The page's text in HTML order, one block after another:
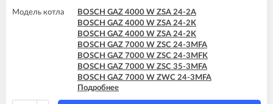
Модель котла
BOSCH GAZ 4000 W ZSA 24-2A
BOSCH GAZ 4000 W ZSA 24-2K
BOSCH GAZ 4000 W ZSA 24-2K
BOSCH GAZ 7000 W ZSC 24-3MFA
BOSCH GAZ 7000 W ZSC 24-3MFK
BOSCH GAZ 7000 W ZSC 35-3MFA
BOSCH GAZ 7000 W ZWC 24-3MFA
BOSCH GAZ 7000 W ZWC 24-3MFK
BOSCH GAZ 7000 W ZWC 28-3MFA
Подробнее